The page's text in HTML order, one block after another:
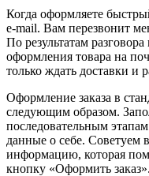
Когда оформляете
e-mail. Вам перезвонит
По результатам
оформления товара на
только ждать доставки и
Оформление заказа в
следующим образом.
последовательным
данные о себе. Советуем
информацию, которая
кнопку «Оформить заказ».